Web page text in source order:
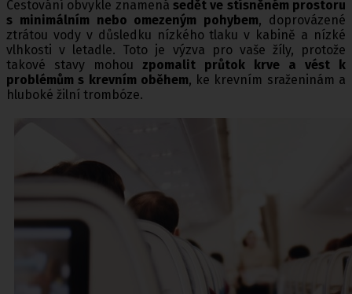
Cestování obvykle znamená sedět ve stísněném prostoru
s minimálním nebo omezeným pohybem, doprovázené
ztrátou vody v důsledku nízkého tlaku v kabině a nízké
vlhkosti v letadle. Toto je výzva pro vaše žíly, protože
takové stavy mohou zpomalit průtok krve a vést k
problémům s krevním oběhem, ke krevním sraženinám a
hluboké žilní trombóze.